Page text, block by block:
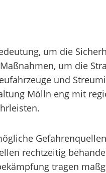
um die
um die
und
Mölln eng mit
rechtzeitig
tragen